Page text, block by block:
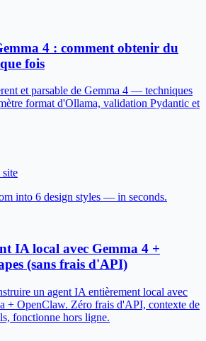
4 : comment obtenir du
fois
et parsable de Gemma 4 — techniques
format d'Ollama, validation Pydantic et
site
into 6 design styles — in seconds.
IA local avec Gemma 4 +
(sans frais d'API)
un agent IA entièrement local avec
+ OpenClaw. Zéro frais d'API, contexte de
fonctionne hors ligne.